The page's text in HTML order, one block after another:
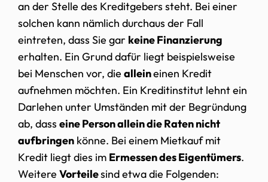
an der Stelle des Kreditgebers steht. Bei einer
solchen kann nämlich durchaus der Fall
eintreten, dass Sie gar keine Finanzierung
erhalten. Ein Grund dafür liegt beispielsweise
bei Menschen vor, die alleineinen Kredit
aufnehmen möchten. Ein Kreditinstitut lehnt ein
Darlehen unter Umständen mit der Begründung
ab, dass eine Person allein die Raten nicht
aufbringen könne. Bei einem Mietkauf mit
Kredit liegt dies im Ermessen des Eigentümers.
Weitere Vorteilesind etwa die Folgenden: